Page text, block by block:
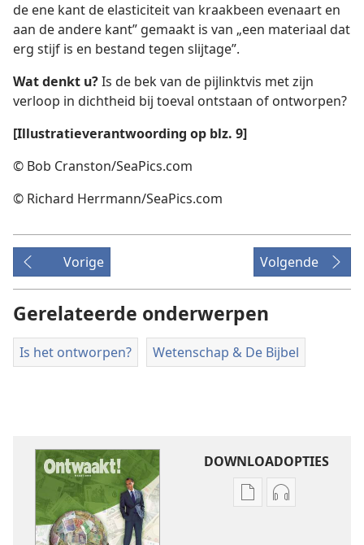
de ene kant de elasticiteit van kraakbeen evenaart en
aan de andere kant” gemaakt is van „een materiaal dat
erg stijf is en bestand tegen slijtage”.
Wat denkt u?Is de bek van de pijlinktvis met zijn
verloop in dichtheid bij toeval ontstaan of ontworpen?
[Illustratieverantwoording op blz. 9]
© Bob Cranston/SeaPics.com
© Richard Herrmann/SeaPics.com
Vorige Volgende
Gerelateerde onderwerpen
Is het ontworpen? Wetenschap & De Bijbel
DOWNLOADOPTIES
Downloadopties